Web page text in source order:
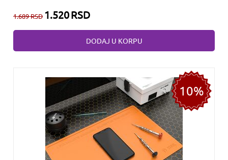
1.689RSD 1.520RSD
DODAJ U KORPU
10%